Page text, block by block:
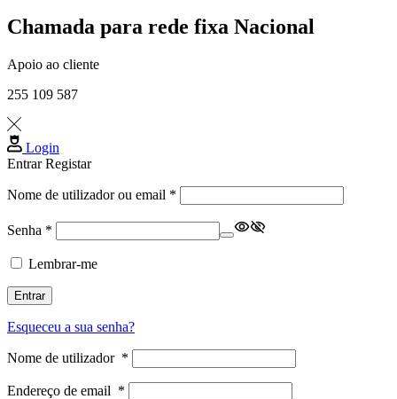
Chamada para rede fixa Nacional
Apoio ao cliente
255 109 587
Login
EntrarRegistar
Nome de utilizador ou email *
Senha * Obrigatório
Lembrar-me
Entrar
Esqueceu a sua senha?
Nome de utilizador *
Endereço de email *